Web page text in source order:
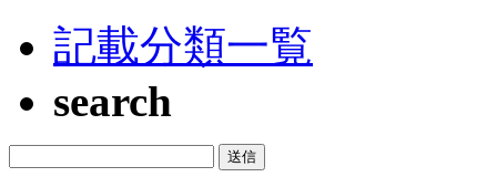
記載分類一覧
search